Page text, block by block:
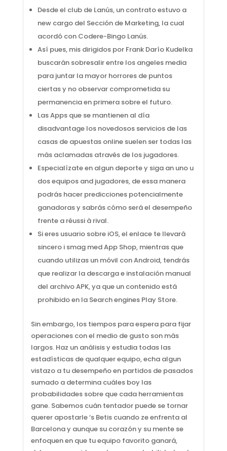
Desde el club de Lanús, un contrato estuvo a
new cargo del Sección de Marketing, la cual
acordó con Codere-Bingo Lanús.
Así pues, mis dirigidos por Frank Darío Kudelka
buscarán sobresalir entre los angeles media
para juntar la mayor horrores de puntos
ciertas y no observar comprometida su
permanencia en primera sobre el futuro.
Las Apps que se mantienen al día
disadvantage los novedosos servicios de las
casas de apuestas online suelen ser todas las
más aclamadas através de los jugadores.
Especialízate en algun deporte y siga an uno u
dos equipos and jugadores, de essa manera
podrás hacer predicciones potencialmente
ganadoras y sabrás cómo será el desempeño
frente a réussi à rival.
Si eres usuario sobre iOS, el enlace te llevará
sincero i smag med App Shop, mientras que
cuando utilizas un móvil con Android, tendrás
que realizar la descarga e instalación manual
del archivo APK, ya que un contenido está
prohibido en la Search engines Play Store.
Sin embargo, los tiempos para espera para fijar
operaciones con el medio de gusto son más
largos. Haz un análisis y estudia todas las
estadísticas de qualquer equipo, echa algun
vistazo a tu desempeño en partidos de pasados
sumado a determina cuáles boy las
probabilidades sobre que cada herramientas
gane. Sabemos cuán tentador puede se tornar
querer apostarle ‘s Betis cuando ze enfrenta al
Barcelona y aunque su corazón y su mente se
enfoquen en que tu equipo favorito ganará,